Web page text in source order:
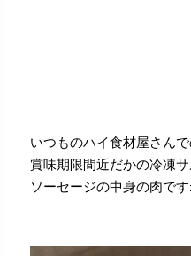
いつものハイ食材屋さんで
賞味期限間近だかの冷凍
ソーセージの中身の肉で